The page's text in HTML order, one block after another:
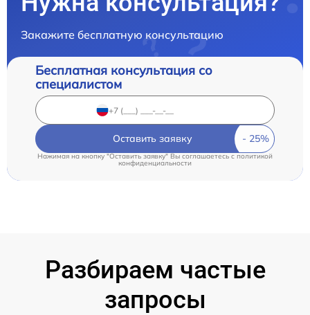
Закажите бесплатную консультацию
Бесплатная консультация со
специалистом
Оставить заявку
Нажимая на кнопку "Оставить заявку" Вы соглашаетесь cполитикой
конфиденциальности
Разбираем частые
запросы